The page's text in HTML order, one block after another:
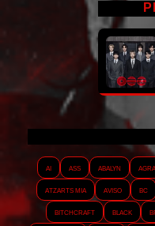
AI ASS Abalyn
Atzarts Mia
Aviso BC
Bitchcraft
Black